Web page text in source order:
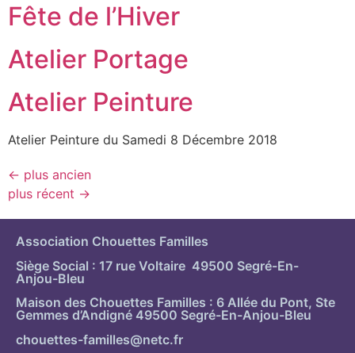
Fête de l’Hiver
Atelier Portage
Atelier Peinture
Atelier Peinture du Samedi 8 Décembre 2018
← plus ancien
plus récent →
Association Chouettes Familles
Siège Social : 17 rue Voltaire 49500 Segré-En-
Anjou-Bleu
Maison des Chouettes Familles : 6 Allée du Pont, Ste
Gemmes d’Andigné 49500 Segré-En-Anjou-Bleu
chouettes-familles@netc.fr